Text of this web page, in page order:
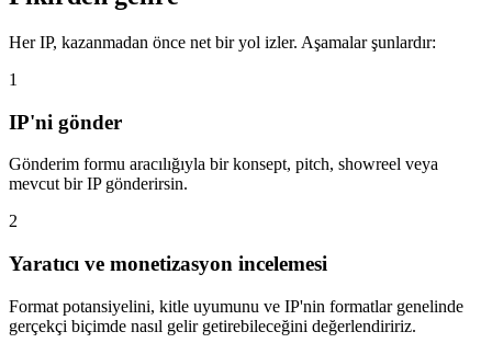
Her IP, kazanmadan önce net bir yol izler. Aşamalar şunlardır:
1
IP'ni gönder
Gönderim formu aracılığıyla bir konsept, pitch, showreel veya
mevcut bir IP gönderirsin.
2
Yaratıcı ve monetizasyon incelemesi
Format potansiyelini, kitle uyumunu ve IP'nin formatlar genelinde
gerçekçi biçimde nasıl gelir getirebileceğini değerlendiririz.